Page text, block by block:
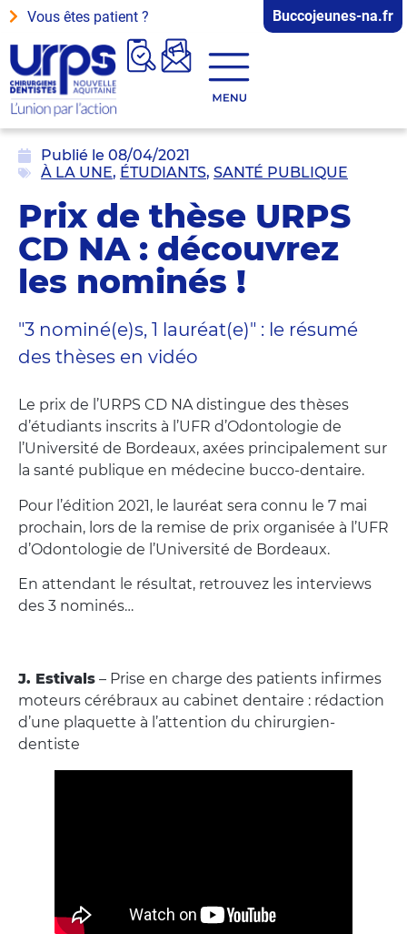
Vous êtes patient ? Buccojeunes-na.fr
Publié le 08/04/2021
À LA UNE, ÉTUDIANTS, SANTÉ PUBLIQUE
Prix de thèse URPS
CD NA : découvrez
les nominés !
"3 nominé(e)s, 1 lauréat(e)" : le résumé
des thèses en vidéo
Le prix de l’URPS CD NA distingue des thèses
d’étudiants inscrits à l’UFR d’Odontologie de
l’Université de Bordeaux, axées principalement sur
la santé publique en médecine bucco-dentaire.
Pour l’édition 2021, le lauréat sera connu le 7 mai
prochain, lors de la remise de prix organisée à l’UFR
d’Odontologie de l’Université de Bordeaux.
En attendant le résultat, retrouvez les interviews
des 3 nominés…
J. Estivals – Prise en charge des patients infirmes
moteurs cérébraux au cabinet dentaire : rédaction
d’une plaquette à l’attention du chirurgien-
dentiste